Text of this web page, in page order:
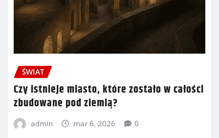
ŚWIAT
Czy istnieje miasto, które zostało w całości
zbudowane pod ziemią?
admin mar 6, 2026 0